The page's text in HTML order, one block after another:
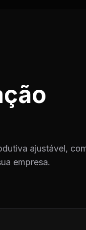
ajustável,
empresa.